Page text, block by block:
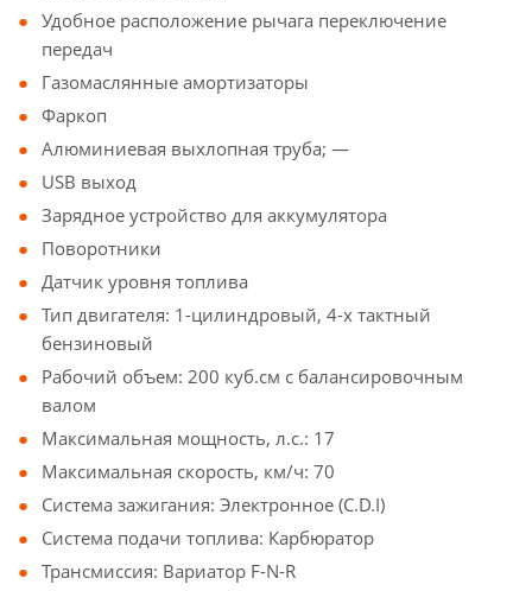
Удобное расположение рычага переключение
передач
Газомаслянные амортизаторы
Фаркоп
Алюминиевая выхлопная труба; —
USВ выход
Зарядное устройство для аккумулятора
Поворотники
Датчик уровня топлива
Тип двигателя: 1-цилиндровый, 4-х тактный
бензиновый
Рабочий объем: 200 куб.см с балансировочным
валом
Максимальная мощность, л.с.: 17
Максимальная скорость, км/ч: 70
Система зажигания: Электронное (C.D.I)
Система подачи топлива: Карбюратор
Трансмиссия: Вариатор F-N-R